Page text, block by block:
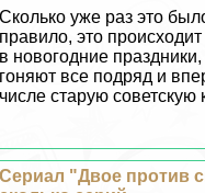
Сколько уже раз это
правило, это
в новогодние
гоняют все подряд и
числе старую советскую
Сериал "Двое против